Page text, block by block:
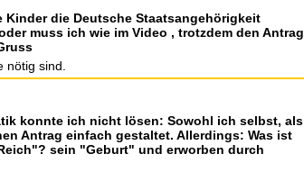
die Deutsche Staatsangehörigkeit
muss ich wie im Video , trotzdem den Antrag
sind.
konnte ich nicht lösen: Sowohl ich selbst, als
Antrag einfach gestaltet. Allerdings: Was ist
sein "Geburt" und erworben durch